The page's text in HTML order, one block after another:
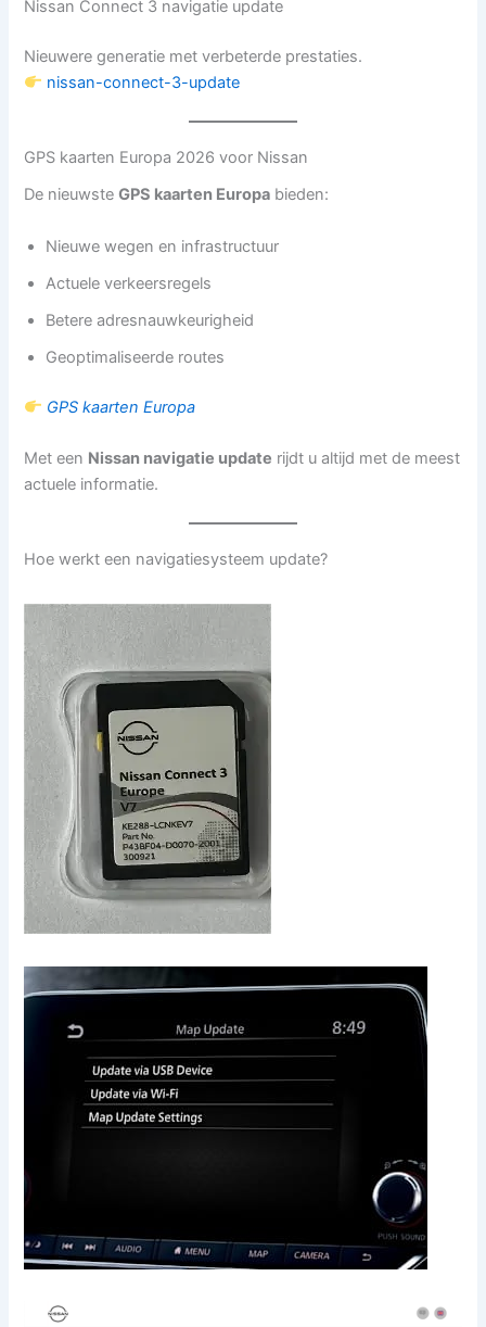
Nissan Connect 3 navigatie update
Nieuwere generatie met verbeterde prestaties.
nissan-connect-3-update
GPS kaarten Europa 2026 voor Nissan
De nieuwsteGPS kaarten Europa bieden:
Nieuwe wegen en infrastructuur
Actuele verkeersregels
Betere adresnauwkeurigheid
Geoptimaliseerde routes
GPS kaarten Europa
Met een Nissan navigatie update rijdt u altijd met de meest
actuele informatie.
Hoe werkt een navigatiesysteem update?